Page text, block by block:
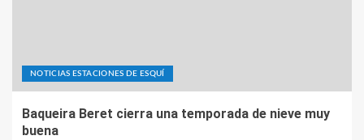
NOTICIAS ESTACIONES DE ESQUÍ
Baqueira Beret cierra una temporada de nieve muy
buena